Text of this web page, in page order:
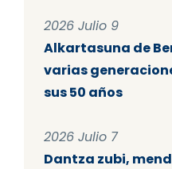
2026 Julio 9
Alkartasuna de
varias
sus 50 años
2026 Julio 7
Dantza zubi,